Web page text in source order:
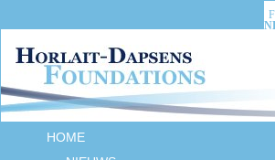
HOME